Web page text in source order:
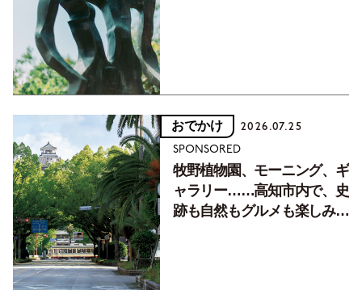
おでかけ 2026.07.25
SPONSORED
牧野植物園、モーニング、ギ
ャラリー……高知市内で、史
跡も自然もグルメも楽しみ尽